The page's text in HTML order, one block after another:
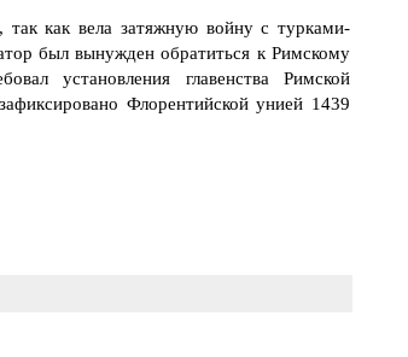
так как вела затяжную войну с турками-
был вынужден обратиться к Римскому
установления главенства Римской
Флорентийской унией 1439